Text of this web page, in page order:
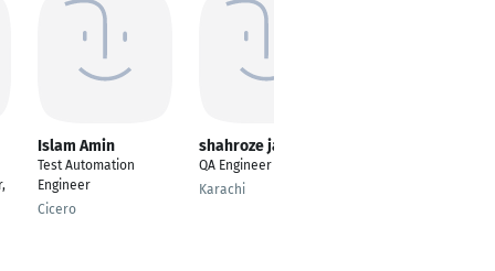
Islam Amin
Test Automation
Engineer
Cicero
shahroze janjua
QA Engineer
Karachi